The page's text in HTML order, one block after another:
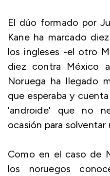
El dúo formado por
Kane ha marcado
los ingleses -el otro
diez contra México
Noruega ha llegado
que esperaba y
'androide' que no
ocasión para solventar
Como en el caso de
los noruegos